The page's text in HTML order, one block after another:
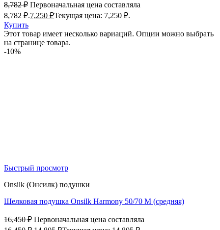
8,782₽ Первоначальная цена составляла
8,782 ₽.7,250 ₽Текущая цена: 7,250 ₽.
Купить
Этот товар имеет несколько вариаций. Опции можно выбрать
на странице товара.
-10%
Быстрый просмотр
Onsilk (Онсилк) подушки
Шелковая подушка Onsilk Harmony 50/70 M (средняя)
16,450₽ Первоначальная цена составляла